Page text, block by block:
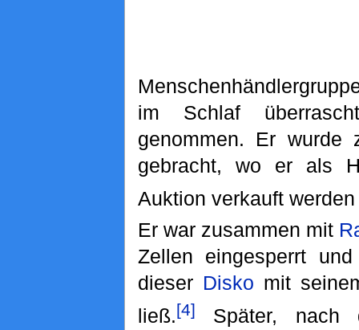
im Schlaf
genommen. Er wurde
gebracht, wo er als
Auktion verkauft
Er war zusammen mit
Zellen eingesperrt
dieser Disko mit
ließ.[4]
Später,